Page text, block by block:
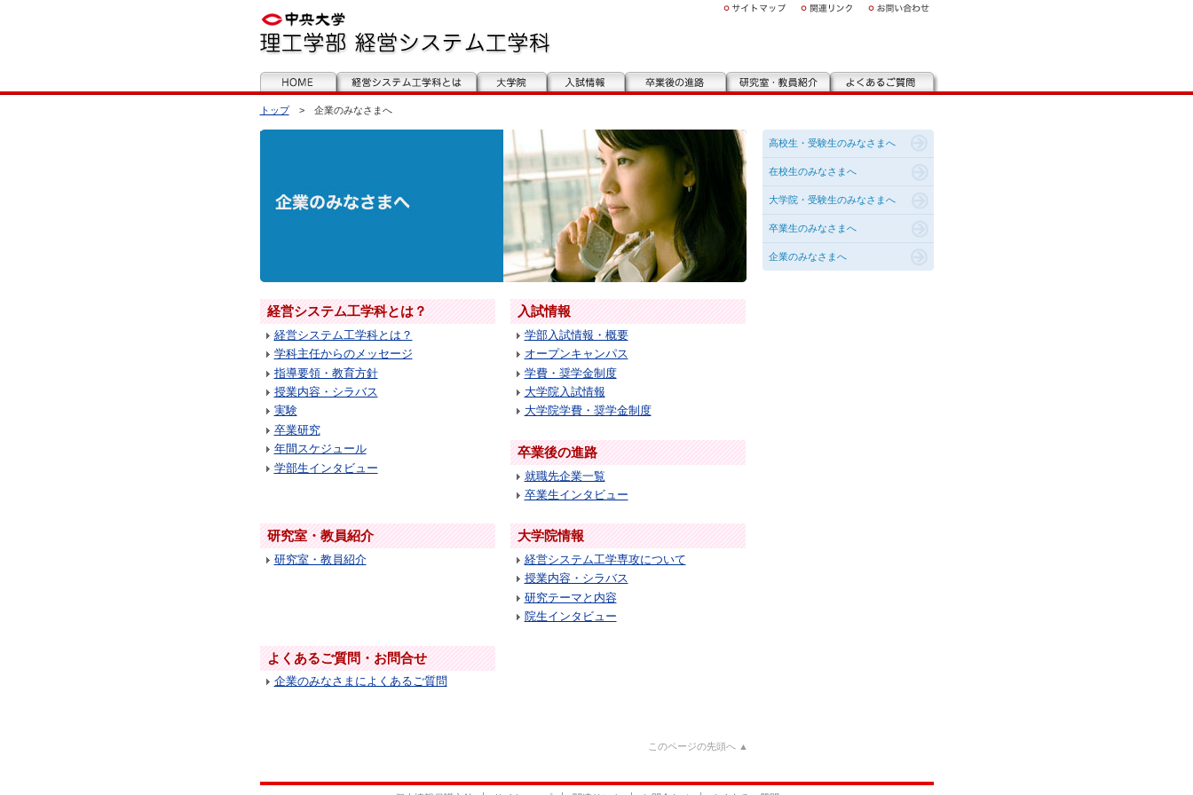
トップ> 企業のみなさまへ
経営システム工学科とは？
経営システム工学科とは？
学科主任からのメッセージ
指導要領・教育方針
授業内容・シラバス
実験
卒業研究
年間スケジュール
学部生インタビュー
入試情報
学部入試情報・概要
オープンキャンパス
学費・奨学金制度
大学院入試情報
大学院学費・奨学金制度
卒業後の進路
就職先企業一覧
卒業生インタビュー
研究室・教員紹介
研究室・教員紹介
大学院情報
経営システム工学専攻について
授業内容・シラバス
研究テーマと内容
院生インタビュー
よくあるご質問・お問合せ
企業のみなさまによくあるご質問
このページの先頭へ ▲
高校生・受験生のみなさまへ
在校生のみなさまへ
大学院・受験生のみなさまへ
卒業生のみなさまへ
企業のみなさまへ